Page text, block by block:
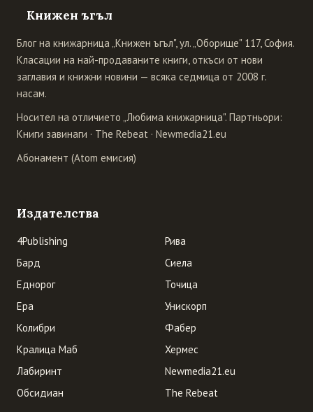
Книжен ъгъл
Блог на книжарница „Книжен ъгъл", ул. „Оборище" 117, София.
Класации на най-продаваните книги, откъси от нови
заглавия и книжни новини — всяка седмица от 2008 г.
насам.
Носител на отличието „Любима книжарница". Партньори:
Книги завинаги · The Rebeat · Newmedia21.eu
Абонамент (Atom емисия)
Издателства
4Publishing
Бард
Еднорог
Ера
Колибри
Кралица Маб
Лабиринт
Обсидиан
Рива
Сиела
Точица
Унискорп
Фабер
Хермес
Newmedia21.eu
The Rebeat